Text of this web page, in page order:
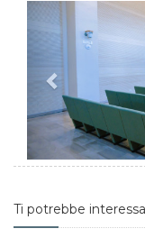
Previous
Ti potrebbe